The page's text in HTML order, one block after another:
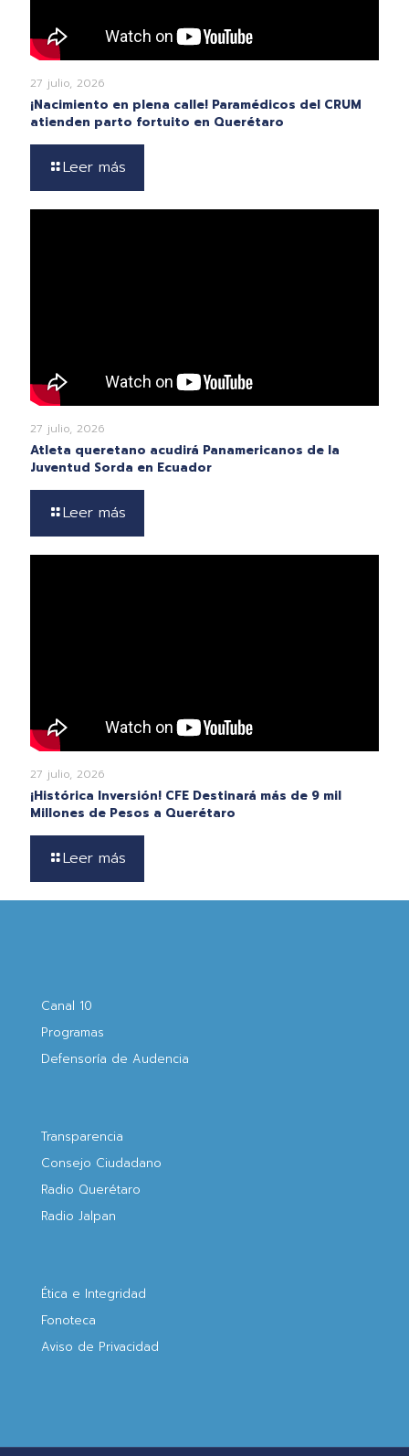
27 julio, 2026
¡Nacimiento en plena calle! Paramédicos del CRUM
atienden parto fortuito en Querétaro
Leer más
27 julio, 2026
Atleta queretano acudirá Panamericanos de la
Juventud Sorda en Ecuador
Leer más
27 julio, 2026
¡Histórica Inversión! CFE Destinará más de 9 mil
Millones de Pesos a Querétaro
Leer más
Canal 10
Programas
Defensoría de Audencia
Transparencia
Consejo Ciudadano
Radio Querétaro
Radio Jalpan
Ética e Integridad
Fonoteca
Aviso de Privacidad